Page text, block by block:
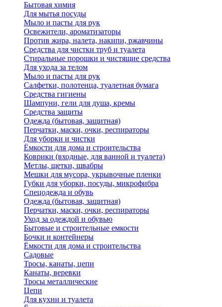
Бытовая химия
Для мытья посуды
Мыло и пасты для рук
Освежители, ароматизаторы
Против жира, налета, накипи, ржавчины
Средства для чистки труб и туалета
Стиральные порошки и чистящие средства
Для ухода за телом
Мыло и пасты для рук
Салфетки, полотенца, туалетная бумага
Средства гигиены
Шампуни, гели для душа, кремы
Средства защиты
Одежда (бытовая, защитная)
Перчатки, маски, очки, респираторы
Для уборки и чистки
Ёмкости для дома и строительства
Коврики (входные, для ванной и туалета)
Метлы, щетки, швабры
Мешки для мусора, укрывочные пленки
Губки для уборки, посуды, микрофибра
Спецодежда и обувь
Одежда (бытовая, защитная)
Перчатки, маски, очки, респираторы
Уход за одеждой и обувью
Бытовые и строительные емкости
Бочки и контейнеры
Ёмкости для дома и строительства
Садовые
Тросы, канаты, цепи
Канаты, веревки
Тросы металлические
Цепи
Для кухни и туалета